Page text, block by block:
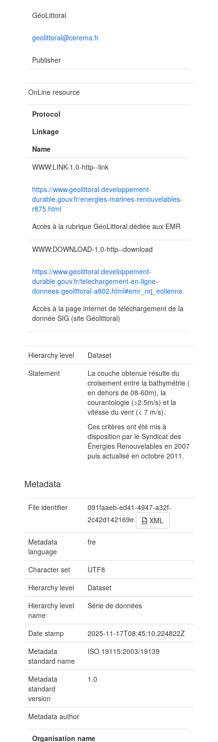
GéoLittoral
geolittoral@cerema.fr
Publisher
OnLine resource
Protocol
Linkage
Name
WWW:LINK-1.0-http--link
https://www.geolittoral.developpement-
durable.gouv.fr/energies-marines-renouvelables-
r875.html
Accès à la rubrique GéoLittoral dédiée aux EMR
WWW:DOWNLOAD-1.0-http--download
https://www.geolittoral.developpement-
durable.gouv.fr/telechargement-en-ligne-
donnees-geolittoral-a802.html#emr_nrj_eolienne
Accès à la page internet de téléchargement de la
donnée SIG (site Géolittoral)
Hierarchy level
Dataset
Statement
La couche obtenue résulte du
croisement entre la bathymétrie (
en dehors de 08-60m), la
courantologie (>2.5m/s) et la
vitesse du vent (< 7 m/s).
Ces critères ont été mis à
disposition par le Syndicat des
Énergies Renouvelables en 2007
puis actualisé en octobre 2011.
Metadata
File identifier
091faaeb-ed41-4947-a32f-
2c42d142169e
XML
Metadata
language
fre
Character set
UTF8
Hierarchy level
Dataset
Hierarchy level
name
Série de données
Date stamp
2025-11-17T08:45:10.224822Z
Metadata
standard name
ISO 19115:2003/19139
Metadata
standard
version
1.0
Metadata author
Organisation name